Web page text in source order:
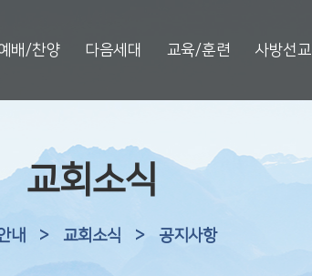
배/찬양 다음세대 교육/훈련 사방선교
교회소식
내 > 교회소식 > 공지사항